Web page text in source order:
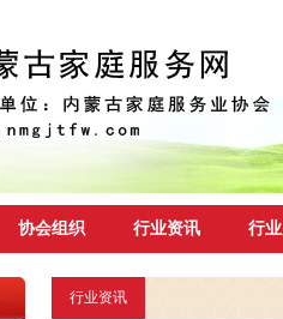
协会组织 行业资讯 行
行业资讯